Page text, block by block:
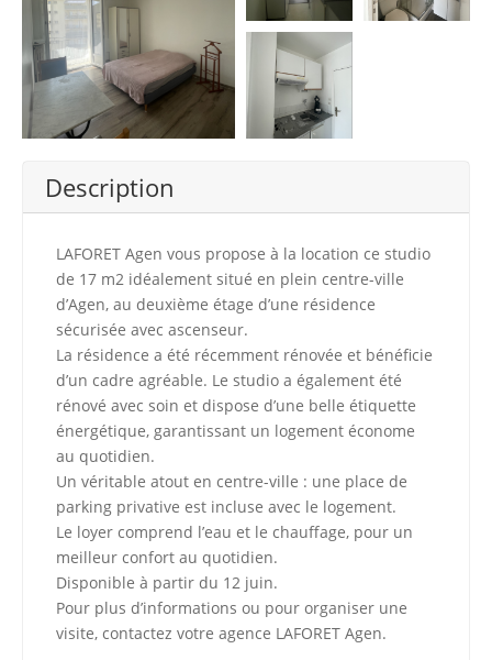
Description
LAFORET Agen vous propose à la location ce studio
de 17 m2 idéalement situé en plein centre-ville
d’Agen, au deuxième étage d’une résidence
sécurisée avec ascenseur.
La résidence a été récemment rénovée et bénéficie
d’un cadre agréable. Le studio a également été
rénové avec soin et dispose d’une belle étiquette
énergétique, garantissant un logement économe
au quotidien.
Un véritable atout en centre-ville : une place de
parking privative est incluse avec le logement.
Le loyer comprend l’eau et le chauffage, pour un
meilleur confort au quotidien.
Disponible à partir du 12 juin.
Pour plus d’informations ou pour organiser une
visite, contactez votre agence LAFORET Agen.